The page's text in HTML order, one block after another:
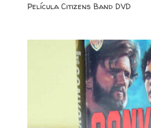
Película Citizens Band DVD